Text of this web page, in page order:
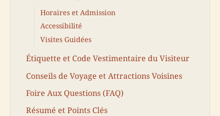
Horaires et Admission
Accessibilité
Visites Guidées
Étiquette et Code Vestimentaire du Visiteur
Conseils de Voyage et Attractions Voisines
Foire Aux Questions (FAQ)
Résumé et Points Clés